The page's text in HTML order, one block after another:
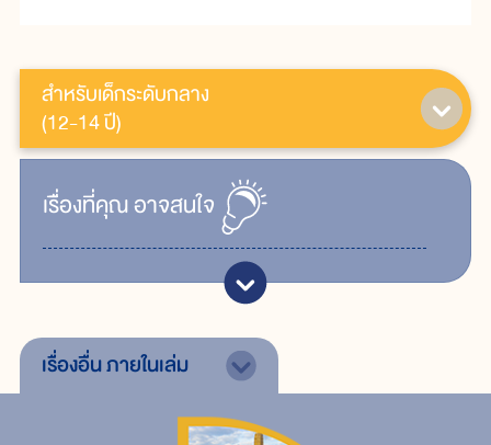
สำหรับเด็กระดับกลาง
(12-14 ปี)
เรื่ิองที่คุณอาจสนใจ
เรื่องอื่นภายในเล่ม